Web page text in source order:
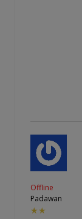
Offline
Padawan
★★